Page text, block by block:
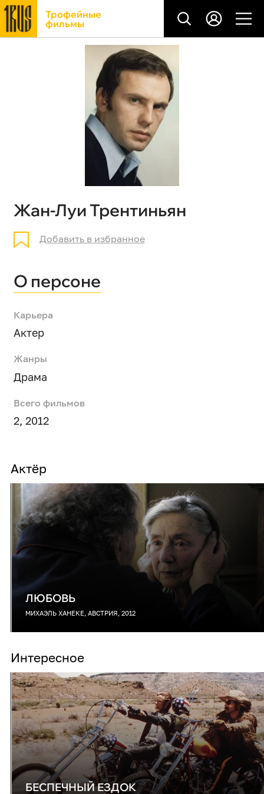
Трофейные
фильмы
Жан-Луи Трентиньян
Добавить в избранное
О персоне
Карьера
Актер
Жанры
Драма
Всего фильмов
2, 2012
Актёр
ЛЮБОВЬ
МИХАЭЛЬ ХАНЕКЕ, АВСТРИЯ, 2012
Интересное
БЕСПЕЧНЫЙ ЕЗДОК